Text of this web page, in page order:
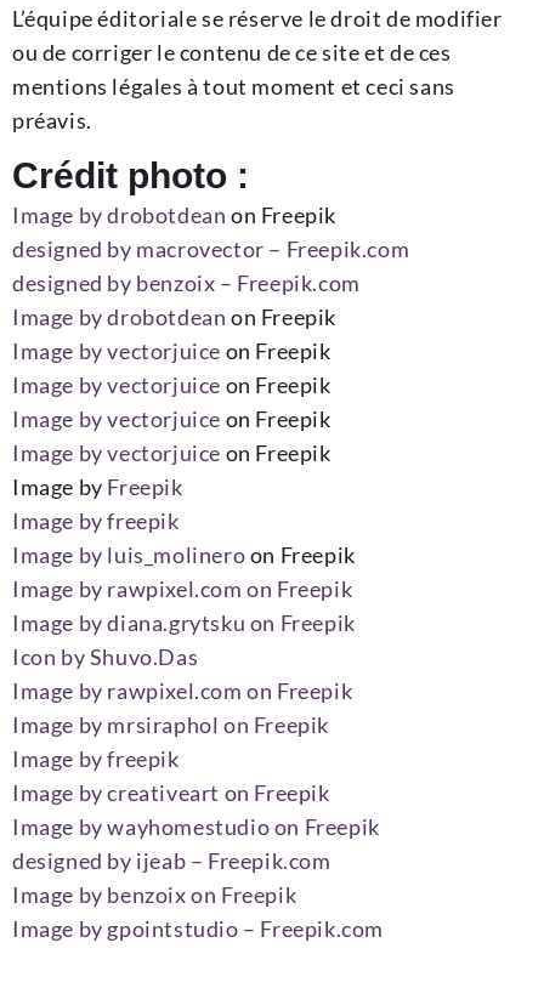
L’équipe éditoriale se réserve le droit de modifier
ou de corriger le contenu de ce site et de ces
mentions légales à tout moment et ceci sans
préavis.
Crédit photo :
Image by drobotdean on Freepik
designed by macrovector – Freepik.com
designed by benzoix – Freepik.com
Image by drobotdean on Freepik
Image by vectorjuice on Freepik
Image by vectorjuice on Freepik
Image by vectorjuice on Freepik
Image by vectorjuice on Freepik
Image by Freepik
Image by freepik
Image by luis_molineroon Freepik
Image by rawpixel.com on Freepik
Image by diana.grytsku on Freepik
Icon by Shuvo.Das
Image by rawpixel.com on Freepik
Image by mrsiraphol on Freepik
Image by freepik
Image by creativeart on Freepik
Image by wayhomestudio on Freepik
designed by ijeab – Freepik.com
Image by benzoix on Freepik
Image by gpointstudio – Freepik.com